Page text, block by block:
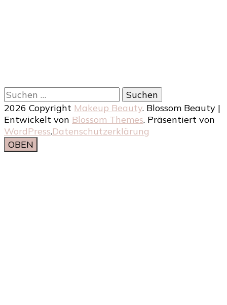
Suchen
nach:
2026 Copyright Makeup Beauty. Blossom Beauty |
Entwickelt von Blossom Themes. Präsentiert von
WordPress.Datenschutzerklärung
OBEN